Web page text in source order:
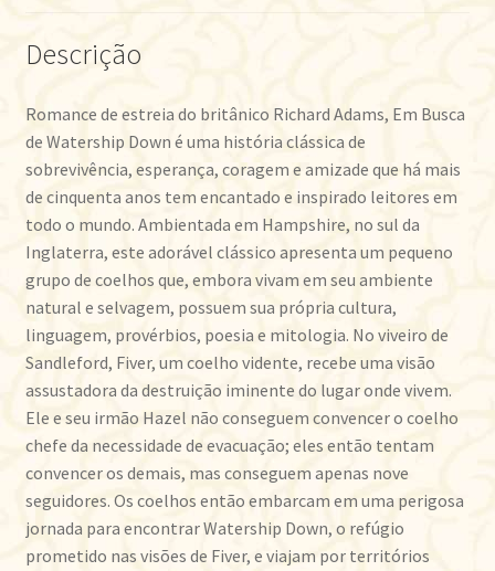
Descrição
Romance de estreia do britânico Richard Adams, Em Busca
de Watership Down é uma história clássica de
sobrevivência, esperança, coragem e amizade que há mais
de cinquenta anos tem encantado e inspirado leitores em
todo o mundo. Ambientada em Hampshire, no sul da
Inglaterra, este adorável clássico apresenta um pequeno
grupo de coelhos que, embora vivam em seu ambiente
natural e selvagem, possuem sua própria cultura,
linguagem, provérbios, poesia e mitologia. No viveiro de
Sandleford, Fiver, um coelho vidente, recebe uma visão
assustadora da destruição iminente do lugar onde vivem.
Ele e seu irmão Hazel não conseguem convencer o coelho
chefe da necessidade de evacuação; eles então tentam
convencer os demais, mas conseguem apenas nove
seguidores. Os coelhos então embarcam em uma perigosa
jornada para encontrar Watership Down, o refúgio
prometido nas visões de Fiver, e viajam por territórios